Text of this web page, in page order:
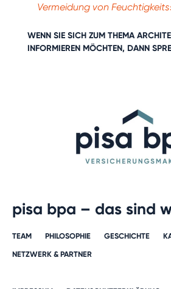
Vermeidung von
WENN SIE SICH ZUM THEMA
INFORMIEREN MÖCHTEN, DANN
pisa bpa – das sind
TEAM PHILOSOPHIE GESCHICHTE​
NETZWERK & PARTNER​